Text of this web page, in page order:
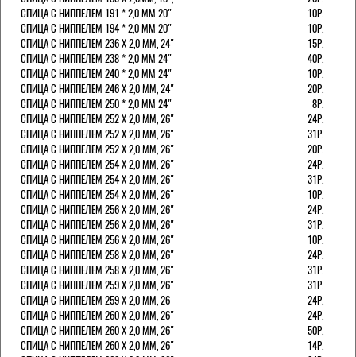
СПИЦА С НИППЕЛЕМ 191 * 2,0 ММ 20"
10Р.
СПИЦА С НИППЕЛЕМ 194 * 2,0 ММ 20"
10Р.
СПИЦА С НИППЕЛЕМ 236 Х 2,0 ММ, 24"
15Р.
СПИЦА С НИППЕЛЕМ 238 * 2,0 ММ 24"
40Р.
СПИЦА С НИППЕЛЕМ 240 * 2,0 ММ 24"
10Р.
СПИЦА С НИППЕЛЕМ 246 Х 2,0 ММ, 24"
20Р.
СПИЦА С НИППЕЛЕМ 250 * 2,0 ММ 24"
8Р.
СПИЦА С НИППЕЛЕМ 252 Х 2,0 ММ, 26"
24Р.
СПИЦА С НИППЕЛЕМ 252 Х 2,0 ММ, 26"
31Р.
СПИЦА С НИППЕЛЕМ 252 Х 2,0 ММ, 26"
20Р.
СПИЦА С НИППЕЛЕМ 254 Х 2,0 ММ, 26"
24Р.
СПИЦА С НИППЕЛЕМ 254 Х 2,0 ММ, 26"
31Р.
СПИЦА С НИППЕЛЕМ 254 Х 2,0 ММ, 26"
10Р.
СПИЦА С НИППЕЛЕМ 256 Х 2,0 ММ, 26"
24Р.
СПИЦА С НИППЕЛЕМ 256 Х 2,0 ММ, 26"
31Р.
СПИЦА С НИППЕЛЕМ 256 Х 2,0 ММ, 26"
10Р.
СПИЦА С НИППЕЛЕМ 258 Х 2,0 ММ, 26"
24Р.
СПИЦА С НИППЕЛЕМ 258 Х 2,0 ММ, 26"
31Р.
СПИЦА С НИППЕЛЕМ 259 Х 2,0 ММ, 26"
31Р.
СПИЦА С НИППЕЛЕМ 259 Х 2,0 ММ, 26
24Р.
СПИЦА С НИППЕЛЕМ 260 Х 2,0 ММ, 26"
24Р.
СПИЦА С НИППЕЛЕМ 260 Х 2,0 ММ, 26"
50Р.
СПИЦА С НИППЕЛЕМ 260 Х 2,0 ММ, 26"
14Р.